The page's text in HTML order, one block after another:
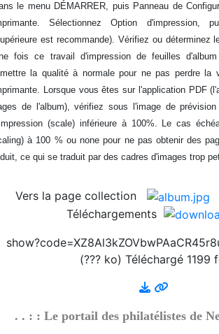
Téléchargement
2026/08/01 :Album - Thématique|3D
en 3D - Um Al Qiwain -
2026/08/01 : Album - Thématique|3D
en 3D - Um Al Qiwain -
2026/08/01 :Album - Thématique|3D -
en 3D - Um Al Qiwain - 1972-
2026/08/01 :Album - Thématique|3D
en 3D - Um Al Qiwain - 1972-
en 3D - Um Al Qiwain - 1972-
2026/08/01 :Album - Thématique|3D -
2026/08/01 :Album - Thématique|3D
en 3D - Um Al Qiwain -
Album - Thématique|3D
en 3D - Um Al Qiwain -
2026/08/01 :Album - Thématique|3D
le menu DÉMARRER, puis Panneau de
Sélectionnez Option d'impression,
est recommande). Vérifiez ou déterminez
fois ce travail d'impression de feuilles
la qualité à normale pour ne pas perdre la
Lorsque vous êtes sur l'application PDF
de l'album), vérifiez sous l'image de
(scale) inférieure à 100%. Le cas
à 100 % ou none pour ne pas obtenir des
ce qui se traduit par des cadres d'images trop
Vers la page collection
Téléchargements
(??? ko) Téléchargé 1199
. . : : Le portail des philatélistes de